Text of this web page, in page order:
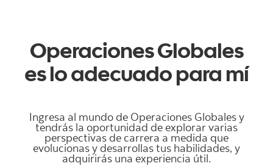
Operaciones Globales
es lo adecuado para mí
Ingresa al mundo de Operaciones Globales y
tendrás la oportunidad de explorar varias
perspectivas de carrera a medida que
evolucionas y desarrollas tus habilidades, y
adquirirás una experiencia útil.